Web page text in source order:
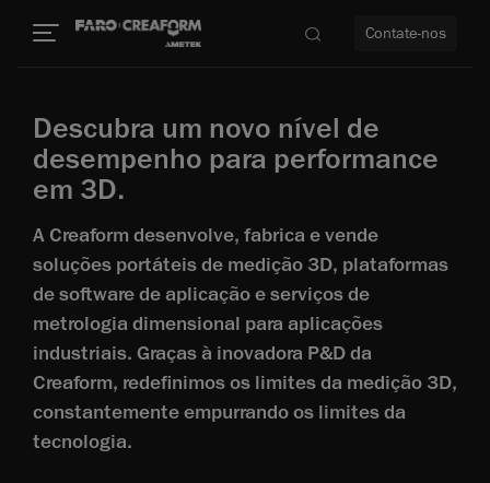
mais
Contate-nos
Descubra um novo nível de
desempenho para performance
em 3D.
A Creaform desenvolve, fabrica e vende
soluções portáteis de medição 3D, plataformas
de software de aplicação e serviços de
metrologia dimensional para aplicações
industriais. Graças à inovadora P&D da
Creaform, redefinimos os limites da medição 3D,
constantemente empurrando os limites da
tecnologia.